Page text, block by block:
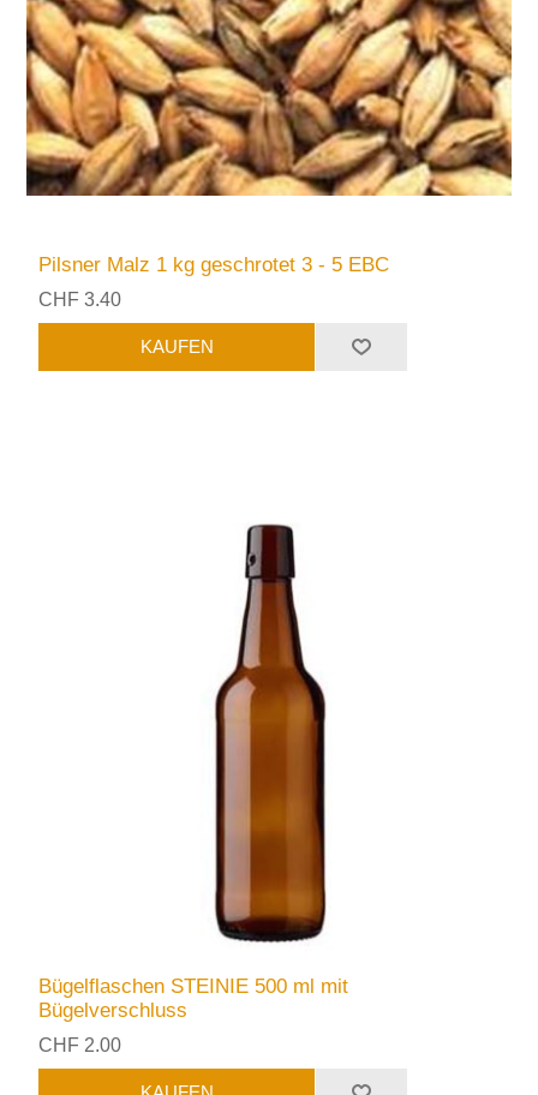
Pilsner Malz 1 kg geschrotet 3 - 5 EBC
CHF 3.40
Bügelflaschen STEINIE 500 ml mit
Bügelverschluss
CHF 2.00